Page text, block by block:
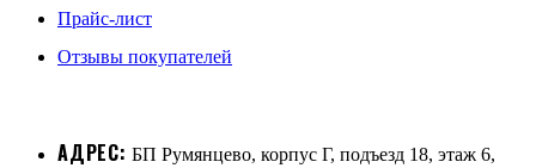
Прайс-лист
Отзывы покупателей
АДРЕС: БП Румянцево, корпус Г, подъезд 18, этаж 6,